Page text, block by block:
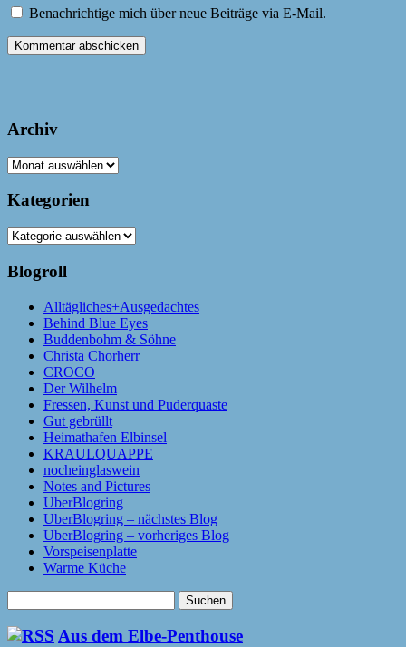
Benachrichtige mich über neue Beiträge via E-Mail.
Archiv
Archiv
Kategorien
Kategorien
Blogroll
Alltägliches+Ausgedachtes
Behind Blue Eyes
Buddenbohm & Söhne
Christa Chorherr
CROCO
Der Wilhelm
Fressen, Kunst und Puderquaste
Gut gebrüllt
Heimathafen Elbinsel
KRAULQUAPPE
nocheinglaswein
Notes and Pictures
UberBlogring
UberBlogring – nächstes Blog
UberBlogring – vorheriges Blog
Vorspeisenplatte
Warme Küche
nach:
Aus dem Elbe-Penthouse